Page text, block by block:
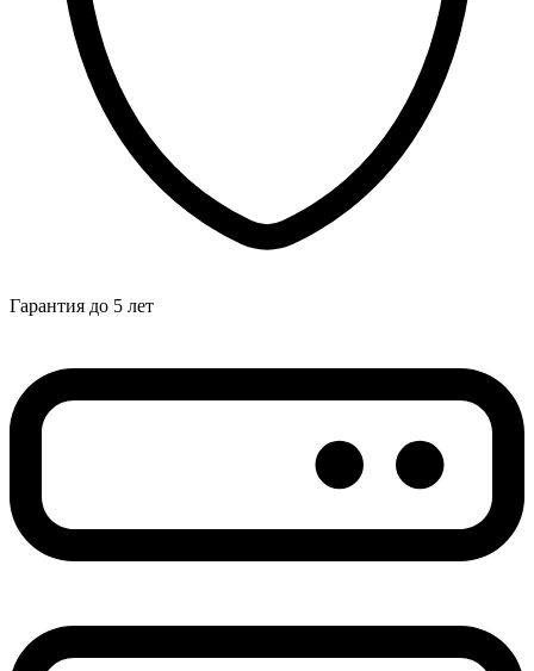
Гарантия до 5 лет